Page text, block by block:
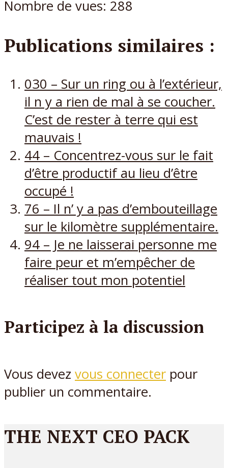
Nombre de vues: 288
Publications similaires :
030 – Sur un ring ou à l’extérieur,
il n y a rien de mal à se coucher.
C’est de rester à terre qui est
mauvais !
44 – Concentrez-vous sur le fait
d’être productif au lieu d’être
occupé !
76 – Il n’ y a pas d’embouteillage
sur le kilomètre supplémentaire.
94 – Je ne laisserai personne me
faire peur et m’empêcher de
réaliser tout mon potentiel
Participez à la discussion
Vous devez vous connecter pour
publier un commentaire.
THE NEXT CEO PACK